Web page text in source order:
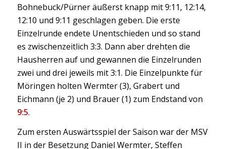
Bohnebuck/Pürner äußerst knapp mit 9:11, 12:14,
12:10 und 9:11 geschlagen geben. Die erste
Einzelrunde endete Unentschieden und so stand
es zwischenzeitlich 3:3. Dann aber drehten die
Hausherren auf und gewannen die Einzelrunden
zwei und drei jeweils mit 3:1. Die Einzelpunkte für
Möringen holten Wermter (3), Grabert und
Eichmann (je 2) und Brauer (1) zum Endstand von
9:5.
Zum ersten Auswärtsspiel der Saison war der MSV
II in der Besetzung Daniel Wermter, Steffen